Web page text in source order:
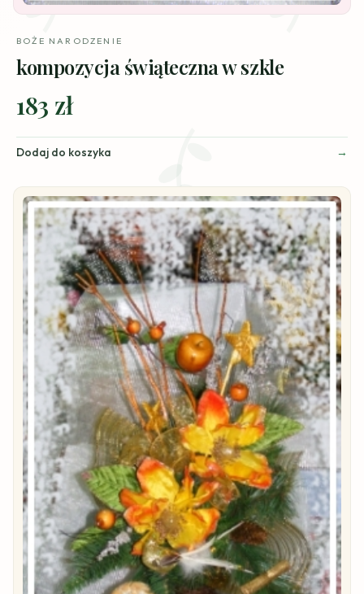
BOŻE NARODZENIE
kompozycja świąteczna w szkle
183 zł
Dodaj do koszyka